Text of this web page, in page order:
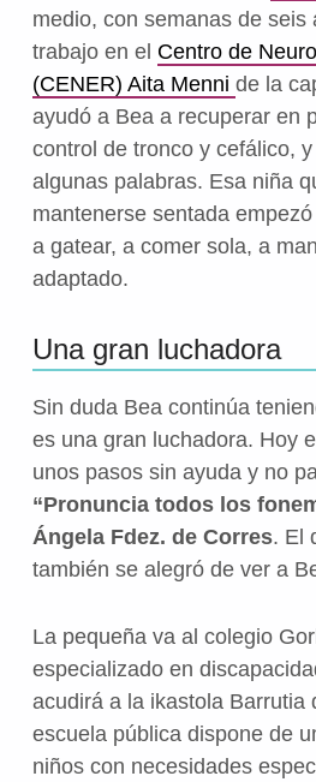
medio, con semanas de seis
trabajo en el Centro de
(CENER) Aita Menni de la
ayudó a Bea a recuperar en
control de tronco y cefálico,
algunas palabras. Esa niña
mantenerse sentada
a gatear, a comer sola, a
adaptado.
Una gran luchadora
Sin duda Bea continúa
es una gran luchadora. Hoy
unos pasos sin ayuda y no
“Pronuncia todos los
Ángela Fdez. de Corres. El
también se alegró de ver a
La pequeña va al colegio
especializado en
acudirá a la ikastola Barrutia
escuela pública dispone de
niños con necesidades